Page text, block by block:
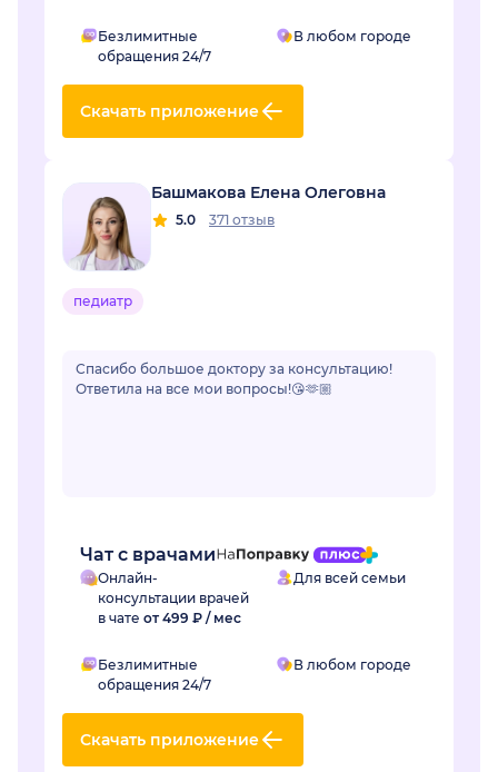
Безлимитные
обращения 24/7
В любом городе
Скачать приложение
Башмакова Елена Олеговна
5.0 371 отзыв
педиатр
Спасибо большое доктору за консультацию!
Ответила на все мои вопросы!😘🫶🏼
Чат с врачами
Онлайн-
консультации врачей
в чате от 499 ₽ / мес
Для всей семьи
Безлимитные
обращения 24/7
В любом городе
Скачать приложение